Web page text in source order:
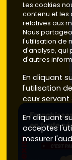
Les cookies
contenu et les
relatives aux
Nous
l'utilisation de
d'analyse, qui
d'autres
En cliquant
l'utilisation
ceux servant
En cliquant
acceptes
mesurer